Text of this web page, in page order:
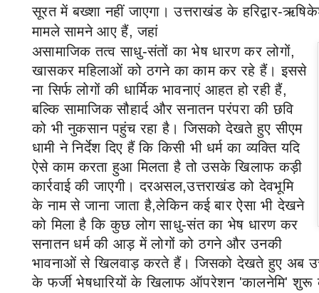
सूरत में बख्शा नहीं जाएगा ।उत्तराखंड के हरिद्वार-
मामले सामने आए हैं,जहां
असामाजिक तत्व साधु-संतों का भेष धारण कर लोगों,
खासकर महिलाओं को ठगने का काम कर रहे हैं। इससे
ना सिर्फ लोगों की धार्मिक भावनाएं आहत हो रही हैं,
बल्कि सामाजिक सौहार्द और सनातन परंपरा की छवि
को भी नुकसान पहुंच रहा है। जिसको देखते हुए सीएम
धामी ने निर्देश दिए हैं कि किसी भी धर्म का व्यक्ति यदि
ऐसे काम करता हुआ मिलता है तो उसके खिलाफ कड़ी
कार्रवाई की जाएगी।दरअसल,उत्तराखंड को देवभूमि
के नाम से जाना जाता है,लेकिन कई बार ऐसा भी देखने
को मिला है कि कुछ लोग साधु-संत का भेष धारण कर
सनातन धर्म की आड़ में लोगों को ठगने और उनकी
भावनाओं से खिलवाड़ करते हैं। जिसको देखते हुए अब
के फर्जी भेषधारियों के खिलाफ ऑपरेशन 'कालनेमि'शुरू